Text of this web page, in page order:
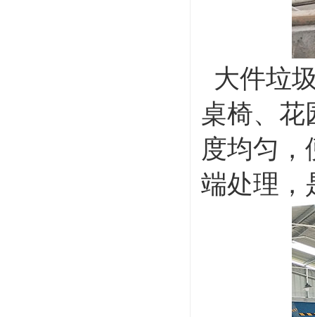
大件垃
桌椅、花
度均匀
端处理，